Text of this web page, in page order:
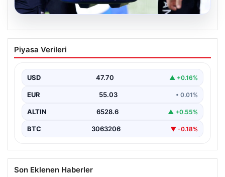
05.08.2026
Fenerbahçe’de Sakatlık Şoku: Jayden
Oosterwolde Maçtan Çekildi
Oosterwolde, UEFA Avrupa Ligi'nde Sturm Graz ile
karşılaştıkları zorlu mücadelede…
Piyasa Verileri
USD 47.70 ▲ +0.16%
EUR 55.03 • 0.01%
ALTIN 6528.6 ▲ +0.55%
BTC 3063206 ▼ -0.18%
Son Eklenen Haberler